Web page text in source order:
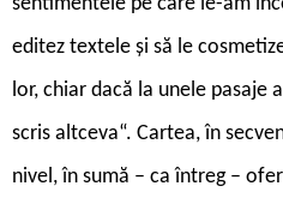
editez textele şi să le
lor, chiar dacă la unele pasaje
scris altceva“. Cartea, în
nivel, în sumă – ca întreg –